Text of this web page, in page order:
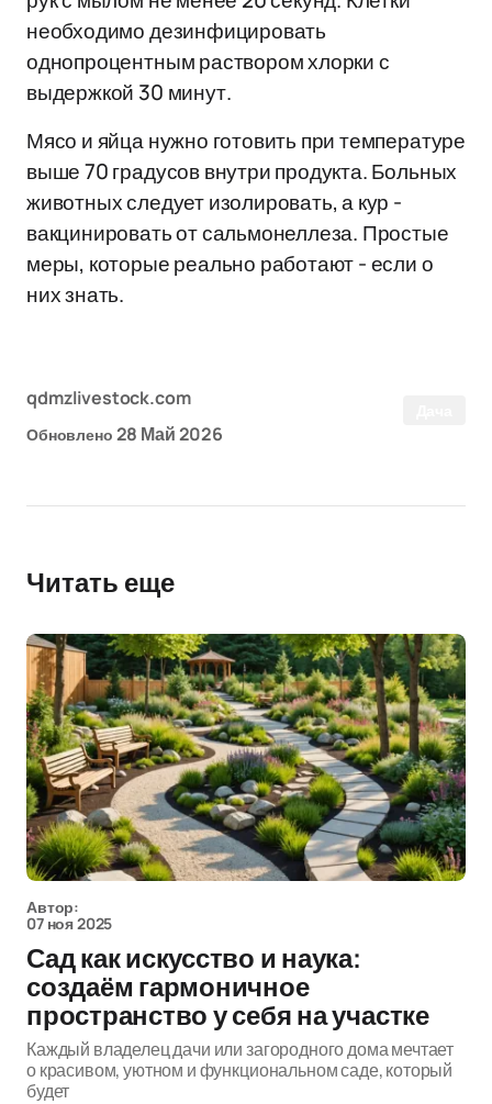
необходимо дезинфицировать
однопроцентным раствором хлорки с
выдержкой 30 минут.
Мясо и яйца нужно готовить при температуре
выше 70 градусов внутри продукта. Больных
животных следует изолировать, а кур -
вакцинировать от сальмонеллеза. Простые
меры, которые реально работают - если о
них знать.
qdmzlivestock.com
Обновлено 28 Май 2026
Читать еще
Автор:
07 ноя 2025
Сад как искусство и наука:
создаём гармоничное
пространство у себя на участке
Каждый владелец дачи или загородного дома мечтает
о красивом, уютном и функциональном саде, который
будет